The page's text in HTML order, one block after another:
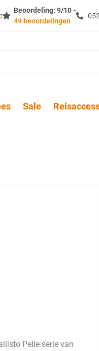
Beoordeling: 9/10 -
49 beoordelingen
Sale
Pelle serie van